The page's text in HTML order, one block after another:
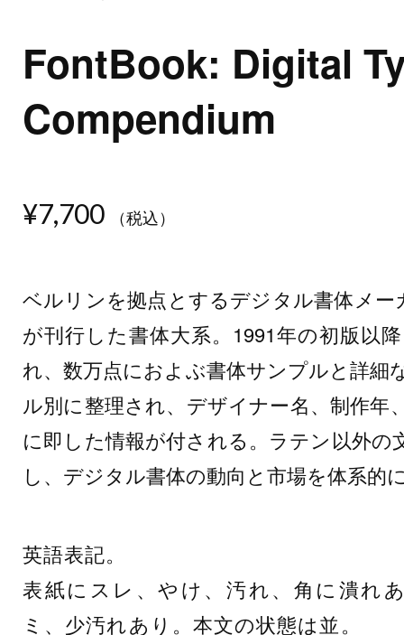
FontBook: Digital
Compendium
¥7,700 （税込）
ベルリンを拠点とするデジタル書体メー
が刊行した書体大系。1991年の初版以
れ、数万点におよぶ書体サンプルと詳細
ル別に整理され、デザイナー名、制作年
に即した情報が付される。ラテン以外の
し、デジタル書体の動向と市場を体系的
英語表記。
表紙にスレ、やけ、汚れ、角に潰れ
ミ、少汚れあり。本文の状態は並。